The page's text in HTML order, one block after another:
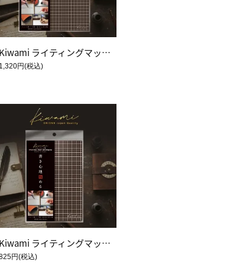
Kiwami ライティングマット下敷 A4+【ブラウン&キャメル】
1,320円(税込)
Kiwami ライティングマット下敷 B6【ブラウン&キャメル】
円(税込)